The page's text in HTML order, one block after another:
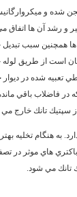
شده و
و رشد آن ها
ها همچنين سبب
است از طريق لوله
تعبيه شده در ديوار
در فاضلاب باقي
سپتيك تانك خارج
به هنگام تخليه
هاي موثر در
تانك مي شود.